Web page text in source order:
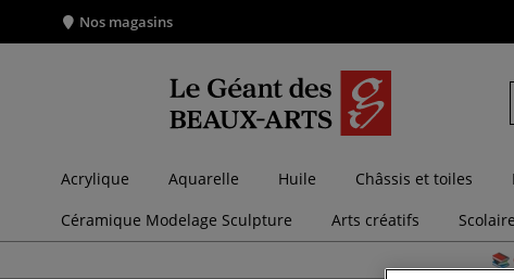
Nos magasins
Acrylique Aquarelle Huile Châssis et toiles
Céramique Modelage Sculpture
Arts créatifs Scolaire